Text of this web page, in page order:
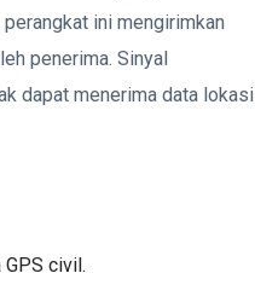
ini mengirimkan
penerima. Sinyal
dapat menerima data lokasi
civil.